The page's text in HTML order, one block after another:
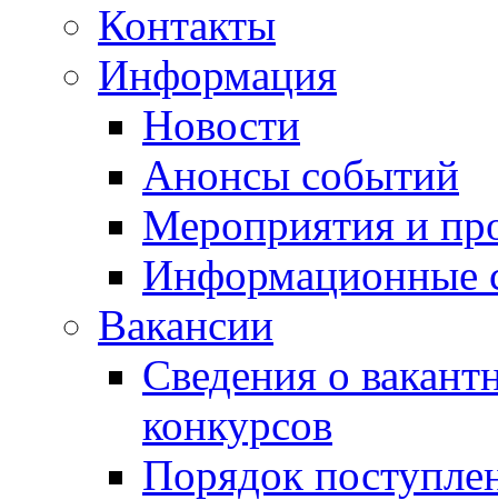
Контакты
Информация
Новости
Анонсы событий
Мероприятия и
Информационные
Вакансии
Сведения о
конкурсов
Порядок